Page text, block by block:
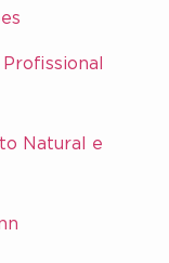
Natural e